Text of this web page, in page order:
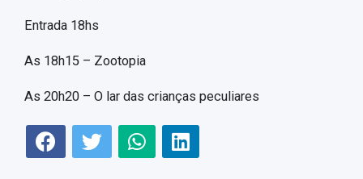
Entrada 18hs
As 18h15 – Zootopia
As 20h20 – O lar das crianças peculiares